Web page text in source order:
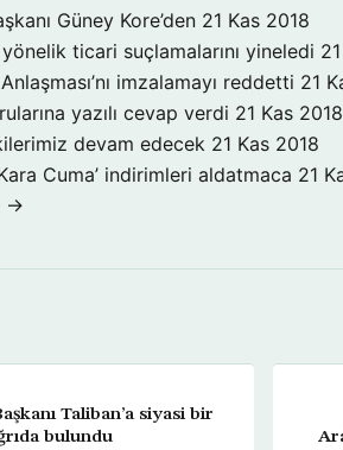
Güney Kore’den 21 Kas 2018
ticari suçlamalarını yineledi
imzalamayı reddetti 21
yazılı cevap verdi 21 Kas 2018
devam edecek 21 Kas 2018
Cuma’ indirimleri aldatmaca 21
→
Taliban’a siyasi bir
bulundu